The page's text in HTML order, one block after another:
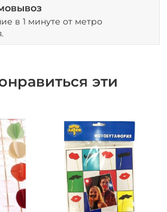
в 1 минуте от метро
эти